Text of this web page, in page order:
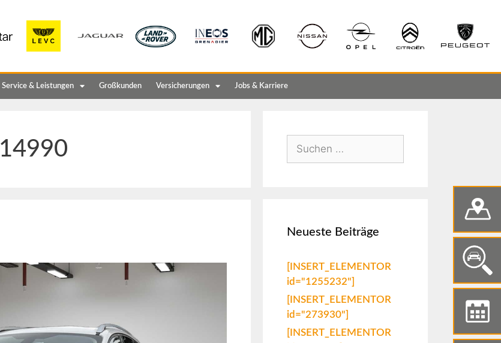
Service & Leistungen Großkunden Versicherungen Jobs & Karriere
14990
Neueste Beiträge
[INSERT_ELEMENTOR
id="1255232"]
[INSERT_ELEMENTOR
id="273930"]
[INSERT_ELEMENTOR